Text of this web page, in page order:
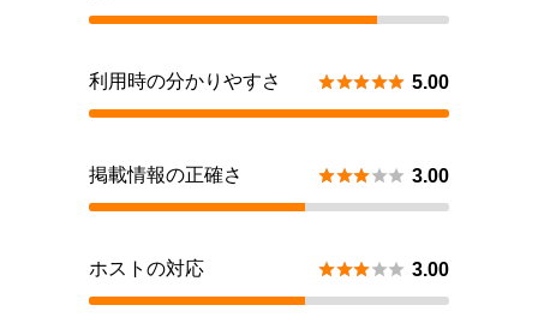
利用時の分かりやすさ  5.00
掲載情報の正確さ  3.00
ホストの対応  3.00